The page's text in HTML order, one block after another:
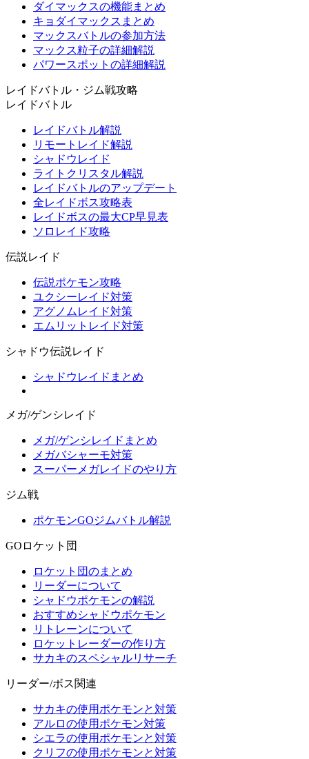
ダイマックスの機能まとめ
キョダイマックスまとめ
マックスバトルの参加方法
マックス粒子の詳細解説
パワースポットの詳細解説
レイドバトル・ジム戦攻略
レイドバトル
レイドバトル解説
リモートレイド解説
シャドウレイド
ライトクリスタル解説
レイドバトルのアップデート
全レイドボス攻略表
レイドボスの最大CP早見表
ソロレイド攻略
伝説レイド
伝説ポケモン攻略
ユクシーレイド対策
アグノムレイド対策
エムリットレイド対策
シャドウ伝説レイド
シャドウレイドまとめ
メガ/ゲンシレイド
メガ/ゲンシレイドまとめ
メガバシャーモ対策
スーパーメガレイドのやり方
ジム戦
ポケモンGOジムバトル解説
GOロケット団
ロケット団のまとめ
リーダーについて
シャドウポケモンの解説
おすすめシャドウポケモン
リトレーンについて
ロケットレーダーの作り方
サカキのスペシャルリサーチ
リーダー/ボス関連
サカキの使用ポケモンと対策
アルロの使用ポケモン対策
シエラの使用ポケモンと対策
クリフの使用ポケモンと対策